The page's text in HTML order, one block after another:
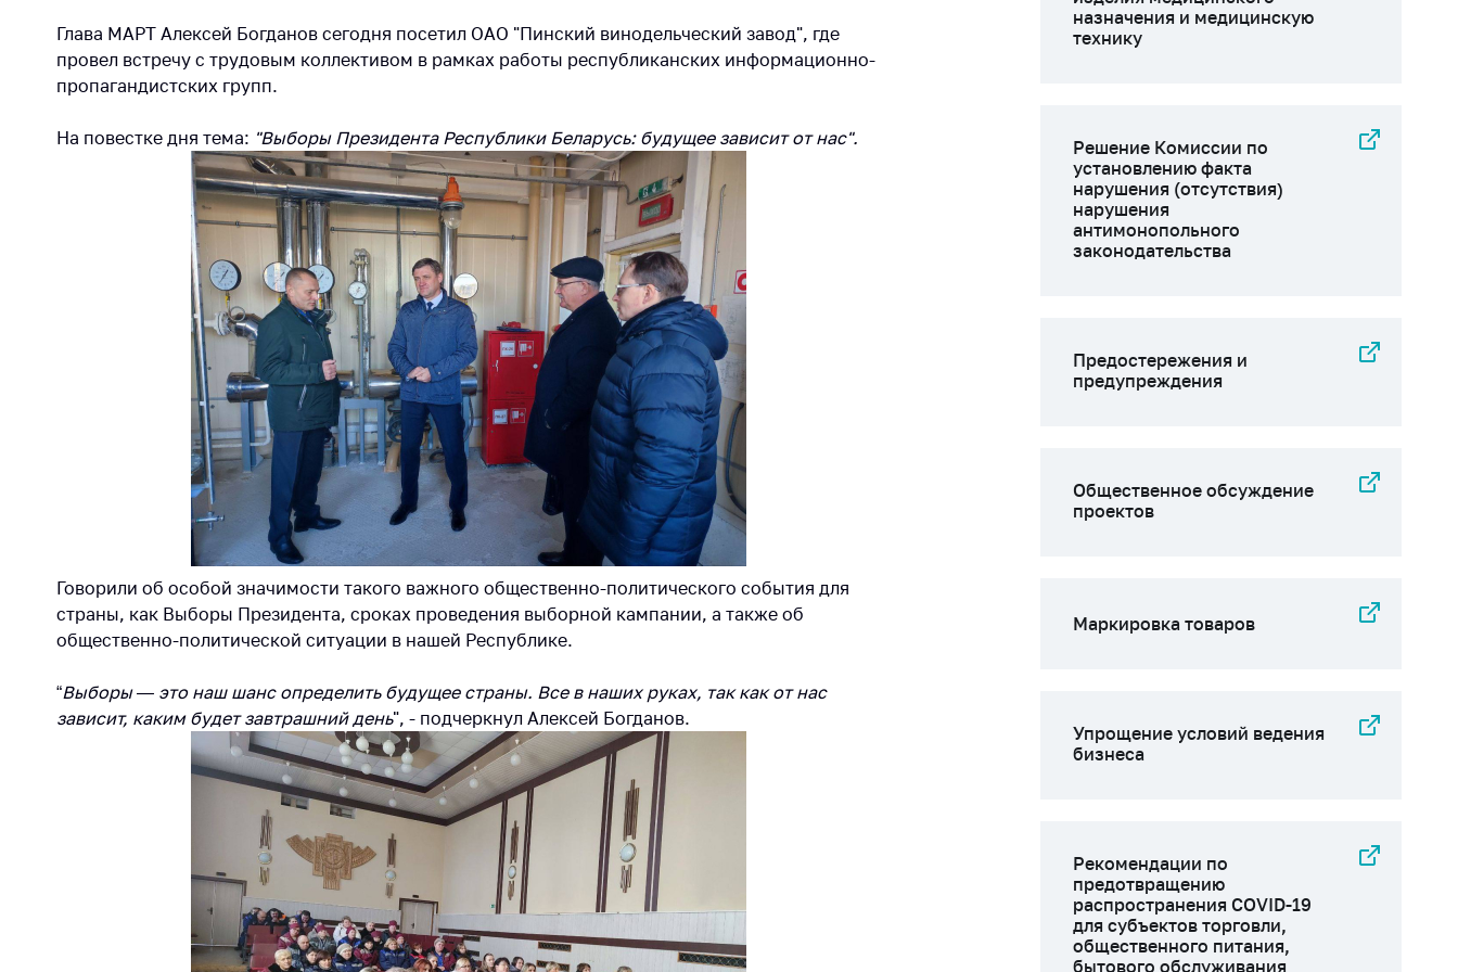
Белорусская
универсальная
товарная биржа
Общественная
жизнь
Идеологическая
работа
Официальные
геральдические
символы
5 лет МАРТ
Деятельность
Ценовая политика
Антимонопольное
регулирование и
конкуренция
Торговля и услуги
Регулирование и
контроль закупок
потребителей
Регулирование
рекламной
деятельности
Международное
сотрудничество
Применение мер
нетарифного
регулирования
Контакты
Адрес и режим
Министра
Горячая линия
Пресс-служба
Вышестоящий
государственный
орган
Важное на сайте
Сообщить о росте
цен
Ценообразование
на лекарственные
средства, изделия
медицинского
назначения и
медицинскую
технику
Решение Комиссии
факта нарушения
(отсутствия)
нарушения
антимонопольного
законодательства
Предостережения
и предупреждения
Общественное
обсуждение
проектов
Глава МАРТ Алексей Богданов сегодня посетил ОАО "Пинский винодельческий завод", где
провел встречу с трудовым коллективом в рамках работы республиканских информационно-
пропагандистских групп.
На повестке дня тема: "Выборы Президента Республики Беларусь: будущее зависит от нас".
Говорили об особой значимости такого важного общественно-политического события для
страны, как Выборы Президента, сроках проведения выборной кампании, а также об
общественно-политической ситуации в нашей Республике.
“Выборы — это наш шанс определить будущее страны. Все в наших руках, так как от нас
зависит, каким будет завтрашний день", - подчеркнул Алексей Богданов.
назначения и медицинскую
технику
Решение Комиссии по
установлению факта
нарушения (отсутствия)
нарушения
антимонопольного
законодательства
Предостережения и
предупреждения
Общественное обсуждение
проектов
Маркировка товаров
Упрощение условий ведения
бизнеса
Рекомендации по
предотвращению
распространения COVID-19
для субъектов торговли,
общественного питания,
бытового обслуживания